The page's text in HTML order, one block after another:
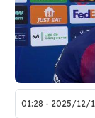
2025/12/10 -